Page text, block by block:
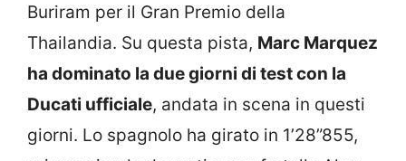
Buriram per il Gran Premio della
Thailandia. Su questa pista, Marc Marquez
ha dominato la due giorni di test con la
Ducati ufficiale, andata in scena in questi
giorni. Lo spagnolo ha girato in 1’28”855,